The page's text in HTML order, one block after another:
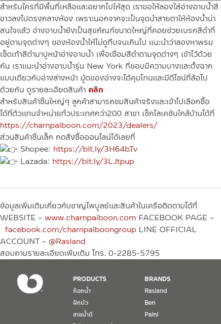
สำหรับใครที่มีพื้นที่เหลือและอยากไปให้สุด เราขอให้ลองใส่อ่างอาบน้ำสี
ขาวลงไปตรงกลางห้อง เพราะนอกจากจะเป็นจุดนำสายตาให้ห้องน้ำน่า
สนใจแล้ว อ่างอาบน้ำยังเป็นสุขภัณฑ์ขนาดใหญ่ที่คอยช่วยเบรกสีดำที่
อยู่ตามจุดต่างๆ ของห้องน้ำให้ไม่ดูทึบจนเกินไป แนะนำว่าลองหาพรม
เช็ดเท้าสีดำมาปูหน้าอ่างอาบน้ำ เพื่อเชื่อมสีดำตามจุดต่างๆ เข้าไว้ด้วย
กัน เราแนะนำอ่างอาบน้ำรุ่น New York ที่ขอบมีความบางและตั้งฉาก
แบบเดียวกับอ่างล่างหน้า มู้ดของอ่างจะได้คุมโทนและมีดีไซน์ที่ล้อไป
ด้วยกัน ดูรายละเอียดสินค้า คลิก
สำหรับสินค้าชิ้นใหญ่ๆ ลูกค้าสามารถชมสินค้าจริงและเข้าไปเลือกซื้อ
ได้ที่ตัวแทนจำหน่ายทั่วประเทศกว่า200 สาขา เช็กโลเคชันใกล้บ้านได้ที่
https://charnpaiboon.com/2023/dealers/
ส่วนสินค้าชิ้นเล็ก กดสั่งซื้อออนไลน์ได้เลยที่
Shopee: https://bit.ly/3H64bTv
Lazada: https://bit.ly/3LJtpup
ข้อมูลเพิ่มเติมเกี่ยวกับชาญไพบูลย์และสินค้าในเครือติดตามได้ที่
WEBSITE – www.charnpaiboon.com FACEBOOK PAGE –
facebook.com/charnpaiboongroup LINE OFFICIAL
ACCOUNT – @Rasland
สอบถามรายละเอียดเพิ่มเติม โทร. 0-2285-5795
PRODUCTS
ก๊อกน้ำ
ฝักบัว
สายน้ำดี
BRANDS
Rasland
Ben
Paini